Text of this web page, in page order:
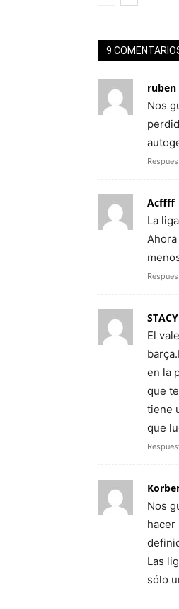
9
Nos
Acffff
La
El
en la
que
tiene
que
Nos
hacer
Las
sólo